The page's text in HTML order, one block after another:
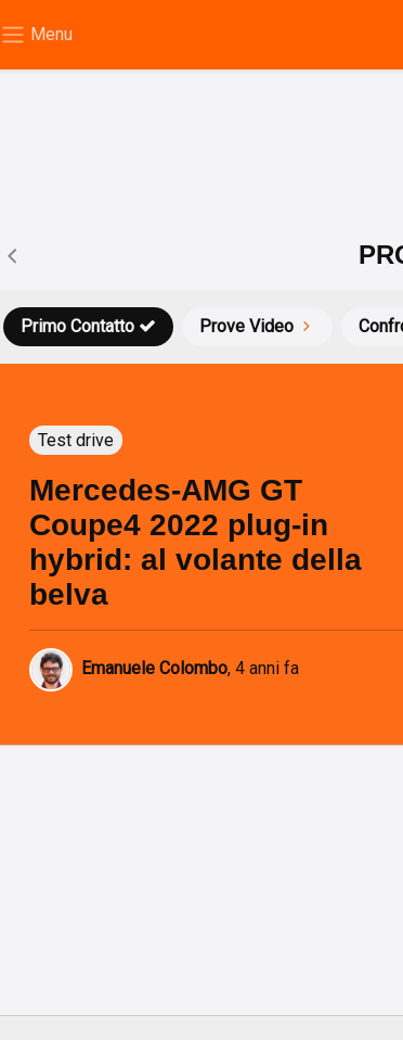
Prove Video
Primo Contatto
Test drive
Mercedes-AMG GT
Coupe4 2022 plug-in
hybrid: al volante della
belva
Emanuele Colombo, 4 anni fa